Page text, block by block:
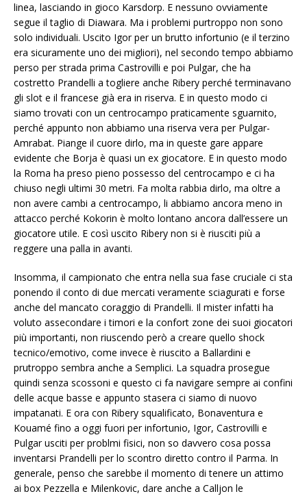
linea, lasciando in gioco Karsdorp. E nessuno ovviamente
segue il taglio di Diawara. Ma i problemi purtroppo non sono
solo individuali. Uscito Igor per un brutto infortunio (e il terzino
era sicuramente uno dei migliori), nel secondo tempo abbiamo
perso per strada prima Castrovilli e poi Pulgar, che ha
costretto Prandelli a togliere anche Ribery perché terminavano
gli slot e il francese già era in riserva. E in questo modo ci
siamo trovati con un centrocampo praticamente sguarnito,
perché appunto non abbiamo una riserva vera per Pulgar-
Amrabat. Piange il cuore dirlo, ma in queste gare appare
evidente che Borja è quasi un ex giocatore. E in questo modo
la Roma ha preso pieno possesso del centrocampo e ci ha
chiuso negli ultimi 30 metri. Fa molta rabbia dirlo, ma oltre a
non avere cambi a centrocampo, li abbiamo ancora meno in
attacco perché Kokorin è molto lontano ancora dall’essere un
giocatore utile. E così uscito Ribery non si è riusciti più a
reggere una palla in avanti.
Insomma, il campionato che entra nella sua fase cruciale ci sta
ponendo il conto di due mercati veramente sciagurati e forse
anche del mancato coraggio di Prandelli. Il mister infatti ha
voluto assecondare i timori e la confort zone dei suoi giocatori
più importanti, non riuscendo però a creare quello shock
tecnico/emotivo, come invece è riuscito a Ballardini e
prutroppo sembra anche a Semplici. La squadra prosegue
quindi senza scossoni e questo ci fa navigare sempre ai confini
delle acque basse e appunto stasera ci siamo di nuovo
impatanati. E ora con Ribery squalificato, Bonaventura e
Kouamé fino a oggi fuori per infortunio, Igor, Castrovilli e
Pulgar usciti per problmi fisici, non so davvero cosa possa
inventarsi Prandelli per lo scontro diretto contro il Parma. In
generale, penso che sarebbe il momento di tenere un attimo
ai box Pezzella e Milenkovic, dare anche a Calljon le